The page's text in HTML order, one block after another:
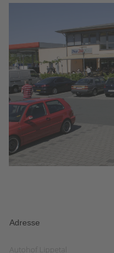
Adresse
Autohof Lippetal